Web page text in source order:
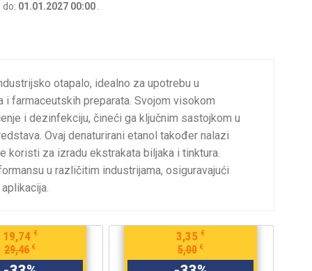
01.01.2027 00:00 .
otapalo, idealno za upotrebu u
farmaceutskih preparata. Svojom visokom
i dezinfekciju, čineći ga ključnim sastojkom u
Ovaj denaturirani etanol također nalazi
koristi za izradu ekstrakata biljaka i tinktura.
u različitim industrijama, osiguravajući
10,00 €
6,70 €
12,00
8,04 €